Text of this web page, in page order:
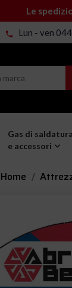
Le
phone Lun - ven
Gas di saldatura
e accessori
Home